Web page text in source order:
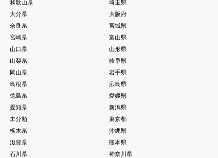
和歌山県
埼玉県
大分県
大阪府
奈良県
宮城県
宮崎県
富山県
山口県
山形県
山梨県
岐阜県
岡山県
岩手県
島根県
広島県
徳島県
愛媛県
愛知県
新潟県
未分類
東京都
栃木県
沖縄県
滋賀県
熊本県
石川県
神奈川県